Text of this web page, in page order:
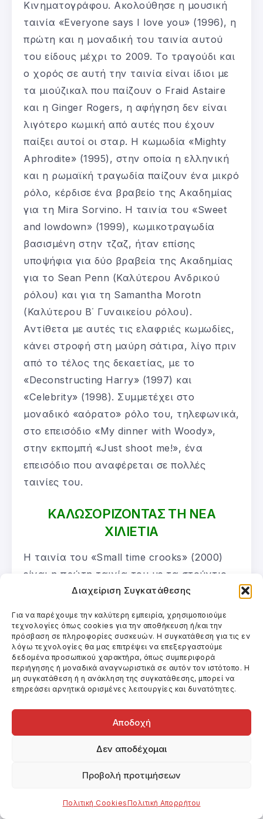
Διαχείριση Συγκατάθεσης
Για να παρέχουμε την καλύτερη εμπειρία, χρησιμοποιούμε
τεχνολογίες όπως cookies για την αποθήκευση ή/και την
πρόσβαση σε πληροφορίες συσκευών. Η συγκατάθεση για τις εν
λόγω τεχνολογίες θα μας επιτρέψει να επεξεργαστούμε
δεδομένα προσωπικού χαρακτήρα, όπως συμπεριφορά
περιήγησης ή μοναδικά αναγνωριστικά σε αυτόν τον ιστότοπο. Η
μη συγκατάθεση ή η ανάκληση της συγκατάθεσης, μπορεί να
επηρεάσει αρνητικά ορισμένες λειτουργίες και δυνατότητες.
Αποδοχή
Δεν αποδέχομαι
Προβολή προτιμήσεων
Πολιτική CookiesΠολιτική Απορρήτου
Κινηματογράφου. Ακολούθησε η μουσική
ταινία «Everyone says I love you» (1996), η
πρώτη και η μοναδική του ταινία αυτού
του είδους μέχρι το 2009. Το τραγούδι και
ο χορός σε αυτή την ταινία είναι ίδιοι με
τα μιούζικαλ που παίζουν ο Fraid Astaire
και η Ginger Rogers, η αφήγηση δεν είναι
λιγότερο κωμική από αυτές που έχουν
παίξει αυτοί οι σταρ. Η κωμωδία «Mighty
Aphrodite» (1995), στην οποία η ελληνική
και η ρωμαϊκή τραγωδία παίζουν ένα μικρό
ρόλο, κέρδισε ένα βραβείο της Ακαδημίας
για τη Mira Sorvino. Η ταινία του «Sweet
and lowdown» (1999), κωμικοτραγωδία
βασισμένη στην τζαζ, ήταν επίσης
υποψήφια για δύο βραβεία της Ακαδημίας
για το Sean Penn (Καλύτερου Ανδρικού
ρόλου) και για τη Samantha Morotn
(Καλύτερου Β΄ Γυναικείου ρόλου).
Αντίθετα με αυτές τις ελαφριές κωμωδίες,
κάνει στροφή στη μαύρη σάτιρα, λίγο πριν
από το τέλος της δεκαετίας, με το
«Deconstructing Harry» (1997) και
«Celebrity» (1998). Συμμετέχει στο
μοναδικό «αόρατο» ρόλο του, τηλεφωνικά,
στο επεισόδιο «My dinner with Woody»,
στην εκπομπή «Just shoot me!», ένα
επεισόδιο που αναφέρεται σε πολλές
ταινίες του.
ΚΑΛΩΣΟΡΙΖΟΝΤΑΣ ΤΗ ΝΕΑ
ΧΙΛΙΕΤΙΑ
Η ταινία του «Small time crooks» (2000)
είναι η πρώτη ταινία του με τα στούντιο
της Dream Works SKG και μας παρουσιάζει
ξεκίνησε δίνοντας περισσότερες
συνεντεύξεις και κάνει μια προφανή
στροφή στις καθαρά κωμικές του ρίζες. Η
ταινία είχε σχετική επιτυχία, αποδίδοντας
πάνω από 17 εκατ. δολάρια στις ΗΠΑ,
αλλά και οι επόμενες τέσσερις ταινίες του
πήγαν καλά στο box office, ανάμεσα σε
αυτές η πολύ ακριβή παραγωγή του, «The
προϋπολογισμό 33 εκατ. δολάρια. Οι